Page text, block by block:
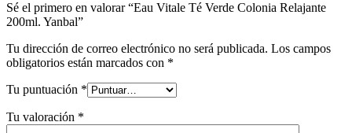
Sé el primero en valorar “Eau Vitale Té Verde Colonia Relajante
200ml. Yanbal”
Tu dirección de correo electrónico no será publicada. Los campos
obligatorios están marcados con *
Tu puntuación *
Tu valoración *